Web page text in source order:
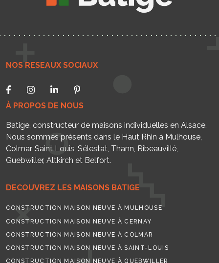
À PROPOS DE NOUS
Batige, constructeur de maisons individuelles en Alsace.
Nous sommes présents dans le Haut Rhin à Mulhouse,
Colmar, Saint Louis, Sélestat, Thann, Ribeauvillé,
Guebwiller, Altkirch et Belfort.
NOS RESEAUX SOCIAUX
DECOUVREZ LES MAISONS BATIGE
CONSTRUCTION MAISON NEUVE À MULHOUSE
CONSTRUCTION MAISON NEUVE À CERNAY
CONSTRUCTION MAISON NEUVE À COLMAR
CONSTRUCTION MAISON NEUVE À SAINT-LOUIS
CONSTRUCTION MAISON NEUVE À GUEBWILLER